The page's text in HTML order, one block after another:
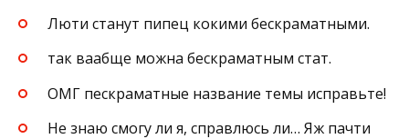
Люти станут пипец кокими бескраматными.
так ваабще можна бескраматным стат.
ОМГ пескраматные название темы исправьте!
Не знаю смогу ли я, справлюсь ли… Яж пачти